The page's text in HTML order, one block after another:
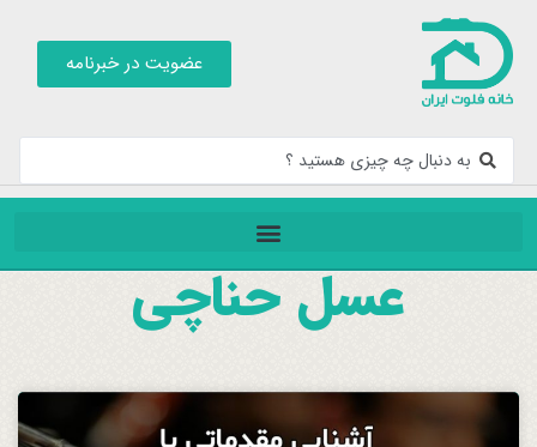
عضویت در خبرنامه
عسل حناچی